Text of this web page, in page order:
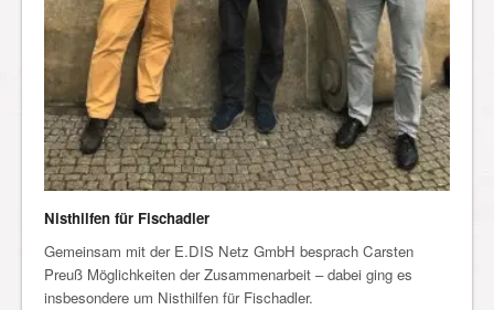
Nisthilfen für Fischadler
Gemeinsam mit der E.DIS Netz GmbH besprach Carsten
Preuß Möglichkeiten der Zusammenarbeit – dabei ging es
insbesondere um Nisthilfen für Fischadler.